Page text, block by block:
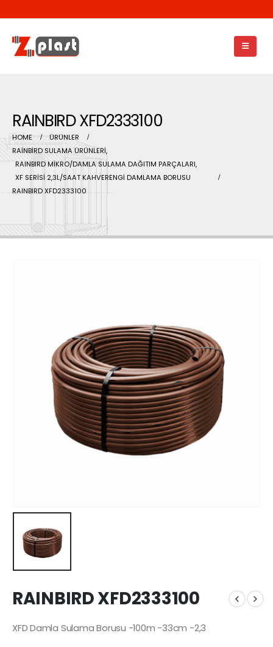
RAINBIRD XFD2333100
HOME
ÜRÜNLER
RAİNBİRD SULAMA ÜRÜNLERİ,
RAINBIRD MİKRO/DAMLA SULAMA DAĞITIM PARÇALARI,
XF SERİSİ 2,3L/SAAT KAHVERENGİ DAMLAMA BORUSU
RAINBIRD XFD2333100
RAINBIRD XFD2333100
XFD Damla Sulama Borusu -100m -33cm -2,3